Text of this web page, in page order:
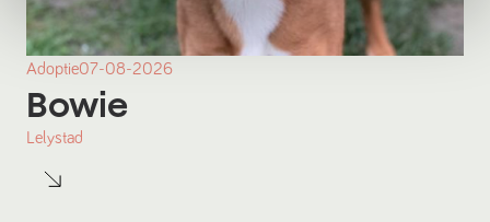
Adoptie07-08-2026
Bowie
Lelystad